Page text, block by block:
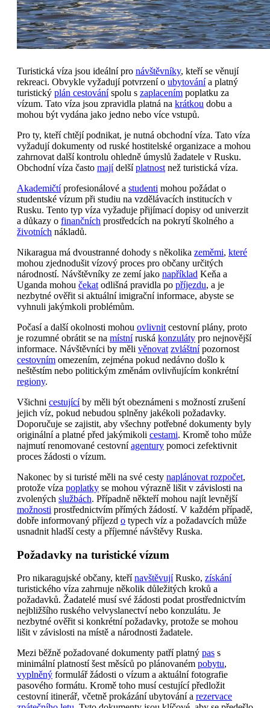
Turistická víza jsou ideální pro návštěvníky, kteří se věnují
rekreaci. Obvykle vyžadují potvrzení o ubytovánía platný
turistický plán cestováníspolu s zaplacením poplatku za
vízum. Tato víza jsou zpravidla platná na krátkou dobu a
mohou být vydána jako jedno nebo více vstupů.
Pro ty, kteří chtějí podnikat, je nutná obchodní víza. Tato víza
vyžadují dokumenty od ruské hostitelské organizace a mohou
zahrnovat další kontrolu ohledně úmyslů žadatele v Rusku.
Obchodní víza často majídelšíplatnost než turistická víza.
Akademičtíprofesionálové a studenti mohou požádat o
studentské vízum při studiu na vzdělávacích institucích v
Rusku. Tento typ víza vyžaduje přijímací dopisy od univerzit
a důkazy o finančních prostředcích na pokrytí školného a
životních nákladů.
Nikaragua má dvoustranné dohody s několika zeměmi, které
mohou zjednodušit vízový proces pro občany určitých
národností. Návštěvníky ze zemí jako například Keňa a
Uganda mohou čekat odlišná pravidla po příjezdu, a je
nezbytné ověřit si aktuální imigrační informace, abyste se
vyhnuli jakýmkoli problémům.
Počasí a další okolnosti mohou ovlivnit cestovní plány, proto
je rozumné obrátit se na místníruská konzuláty pro nejnovější
informace. Návštěvníci by měli věnovat zvláštnípozornost
cestovním omezením, zejména pokud nedávno došlo k
neštěstím nebo politickým změnám ovlivňujícím konkrétní
regiony.
Všichni cestujícíby měli být obeznámeni s možností zrušení
jejich víz, pokud nebudou splněny jakékoli požadavky.
Doporučuje se zajistit, aby všechny potřebné dokumenty byly
originální a platné před jakýmikoli cestami. Kromě toho může
najmutí renomované cestovníagentury pomoci zefektivnit
proces žádosti o vízum.
Nakonec by si turisté měli na své cesty naplánovat rozpočet,
protože víza poplatky se mohou výrazně lišit v závislosti na
zvolených službách. Případně někteří mohou najít levnější
možnosti prostřednictvím přímých žádostí. V každém případě,
dobře informovaný příjezd o typech víz a požadavcích může
usnadnit hladší cesty a příjemné návštěvy Ruska.
Požadavky na turistické vízum
Pro nikaragujské občany, kteřínavštěvujíRusko, získání
turistického víza zahrnuje několik důležitých kroků a
požadavků. Žadatelé musí své žádosti podat prostřednictvím
nejbližšího ruského velvyslanectví nebo konzulátu. Je
nezbytné ověřit si konkrétní požadavky, protože se mohou
lišit v závislosti na místě a národnosti žadatele.
Mezi běžně požadované dokumenty patří platný pas s
minimální platností šest měsíců po plánovaném pobytu,
vyplněný formulář žádosti o vízum a aktuální fotografie
pasového formátu. Kromě toho musí cestující předložit
cestovní itinerář, včetně prokázání ubytování a rezervace